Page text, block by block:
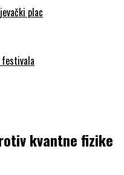
plac
festivala
kvantne fizike